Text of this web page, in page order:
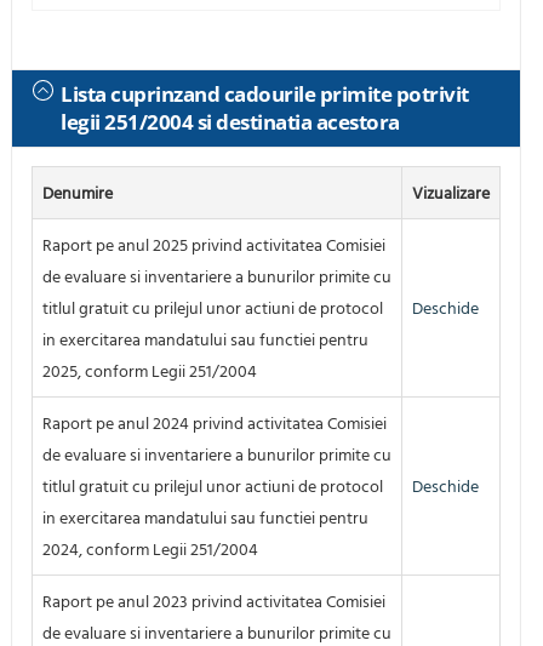
Lista cuprinzand cadourile primite potrivit
legii 251/2004 si destinatia acestora
Denumire Vizualizare
Raport pe anul 2025 privind activitatea Comisiei
de evaluare si inventariere a bunurilor primite cu
titlul gratuit cu prilejul unor actiuni de protocol
in exercitarea mandatului sau functiei pentru
2025, conform Legii 251/2004
Deschide
Raport pe anul 2024 privind activitatea Comisiei
de evaluare si inventariere a bunurilor primite cu
titlul gratuit cu prilejul unor actiuni de protocol
in exercitarea mandatului sau functiei pentru
2024, conform Legii 251/2004
Deschide
Raport pe anul 2023 privind activitatea Comisiei
de evaluare si inventariere a bunurilor primite cu